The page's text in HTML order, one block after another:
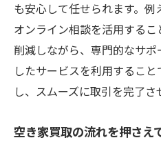
も安心して任せられます。
オンライン相談を活用する
削減しながら、専門的なサ
したサービスを利用するこ
し、スムーズに取引を完了さ
空き家買取の流れを押さえ